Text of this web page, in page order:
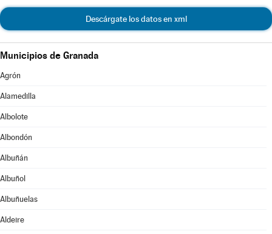
Descárgate los datos en xml
Municipios de Granada
Agrón
Alamedilla
Albolote
Albondón
Albuñán
Albuñol
Albuñuelas
Aldeire